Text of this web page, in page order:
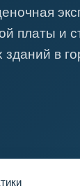
платы и
в